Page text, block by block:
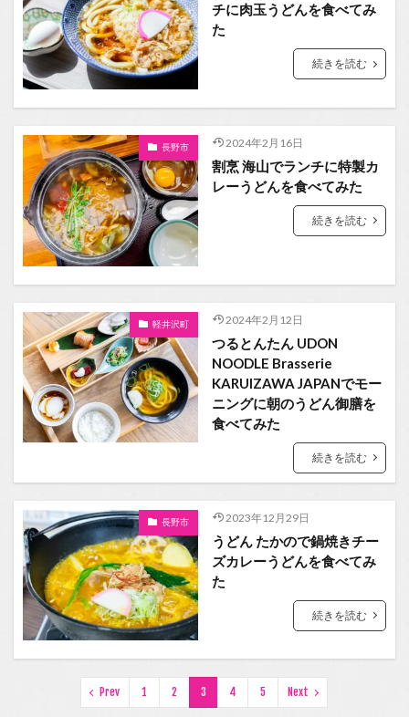
チに肉玉うどんを食べてみ
た
続きを読む
長野市 2024年2月16日
割烹 海山でランチに特製カ
レーうどんを食べてみた
続きを読む
軽井沢町 2024年2月12日
つるとんたん UDON
NOODLE Brasserie
KARUIZAWA JAPANでモー
ニングに朝のうどん御膳を
食べてみた
続きを読む
長野市 2023年12月29日
うどん たかので鍋焼きチー
ズカレーうどんを食べてみ
た
続きを読む
Prev 1 2 3 4 5 Next